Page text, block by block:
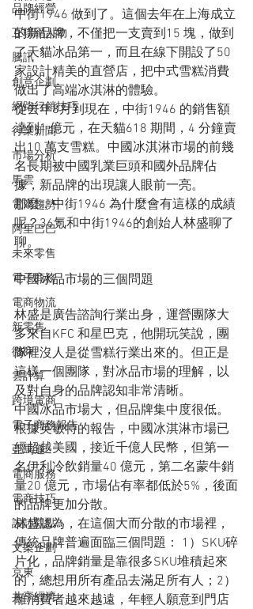
品牌經營
互聯網人物
騰訊
創意企劃
網路行銷技巧
行業新聞
市場分析
馬雲
電商趨勢
阿里巴巴
未來零售
電子商務
電商物流
新零售
微商
雲計算
跨境電商
電子商務報告
亞馬遜
電商服務
電商技巧
設計觀點
文案企劃
京東
共享經濟
中街1946 做到了。這個去年在上海成立
的新品牌，不僅把一支賣到15 塊，做到
了天貓冰品第一，而且在線下開設了50
家設計精美的直營店，把中式雪糕消費
做出了高端冰淇淋的體驗。
從去年8月到現在，中街1946 的銷售額
達到1 億元，在天貓618 期間，4 分鐘賣
出10 萬支雪糕。中國冰淇淋市場的前幾
名長期被中國乳業巨頭和國外品牌佔
據，新品牌的出現讓人眼前一亮。
那麼，中街1946 為什麼會有這樣的成績
呢？36氪和中街1946的創始人林盛聊了
聊。
中國冰品市場的三個問題
林盛是廣告諮詢行業出身，運營團隊大
多來自KFC 和星巴克，他開玩笑說，團
隊裡沒人是從雪糕行業出來的。但正是
這樣一個團隊，對冰品市場的理解，以
及對自身的品牌認知非常清晰。
中國冰品市場大，但品牌集中度很低。
根據英敏特的報告，中國冰淇淋市場已
經超越美國，接近千億人民幣，但第一
名伊利冷飲銷量40 億元，第二名蒙牛銷
量20 億元，市場佔有率都低於5%，後面
的品牌更加分散。
林盛認為，在這個大而分散的市場裡，
傳統品牌普遍面臨三個問題： 1）SKU碎
片化，品牌銷量是靠很多SKU堆積起來
的，總想用所有產品去滿足所有人；2）
離消費者越來越遠，年輕人願意到門店